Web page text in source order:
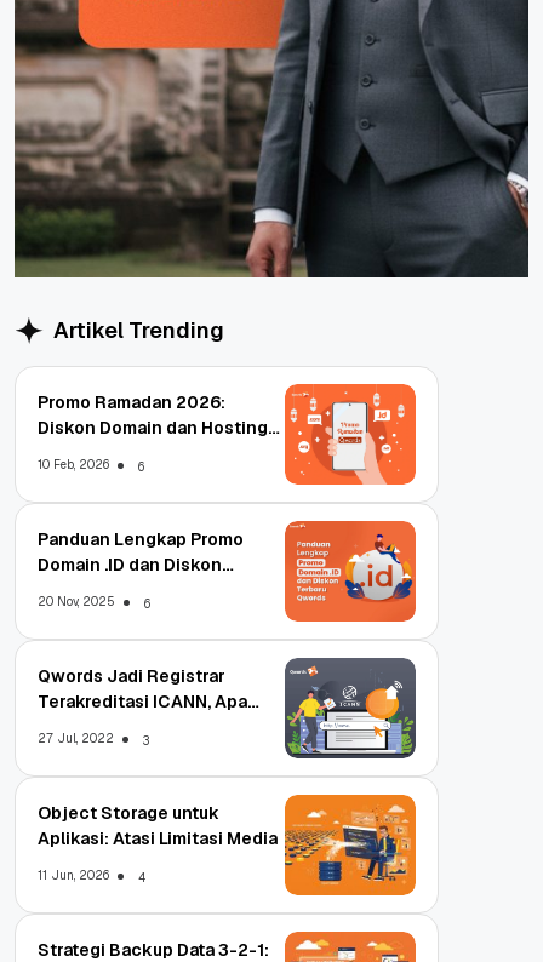
Artikel Trending
Promo Ramadan 2026:
Diskon Domain dan Hosting
10 Feb, 2026 6
Panduan Lengkap Promo
Domain .ID dan Diskon
20 Nov, 2025 6
Qwords Jadi Registrar
Terakreditasi ICANN, Apa
27 Jul, 2022 3
Object Storage untuk
Aplikasi: Atasi Limitasi Media
11 Jun, 2026 4
Strategi Backup Data 3-2-1: